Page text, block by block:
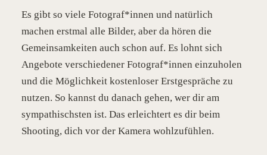
Es gibt so viele Fotograf*innen und natürlich
machen erstmal alle Bilder, aber da hören die
Gemeinsamkeiten auch schon auf. Es lohnt sich
Angebote verschiedener Fotograf*innen einzuholen
und die Möglichkeit kostenloser Erstgespräche zu
nutzen. So kannst du danach gehen, wer dir am
sympathischsten ist. Das erleichtert es dir beim
Shooting, dich vor der Kamera wohlzufühlen.